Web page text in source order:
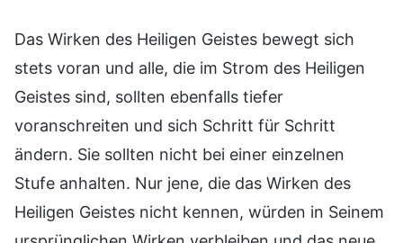
Das Wirken des Heiligen Geistes bewegt sich
stets voran und alle, die im Strom des Heiligen
Geistes sind, sollten ebenfalls tiefer
voranschreiten und sich Schritt für Schritt
ändern. Sie sollten nicht bei einer einzelnen
Stufe anhalten. Nur jene, die das Wirken des
Heiligen Geistes nicht kennen, würden in Seinem